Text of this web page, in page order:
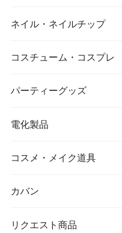
アイマスク
靴下・ソックス
シワ取りテープ
iPhone
ネイル・ネイルチップ
コスチューム・コスプレ
クリスマス
パーティーグッズ
電化製品
ドローン
コスメ・メイク道具
メイクブラシ
シワ取りテープ
カバン
トートバッグ
リクエスト商品